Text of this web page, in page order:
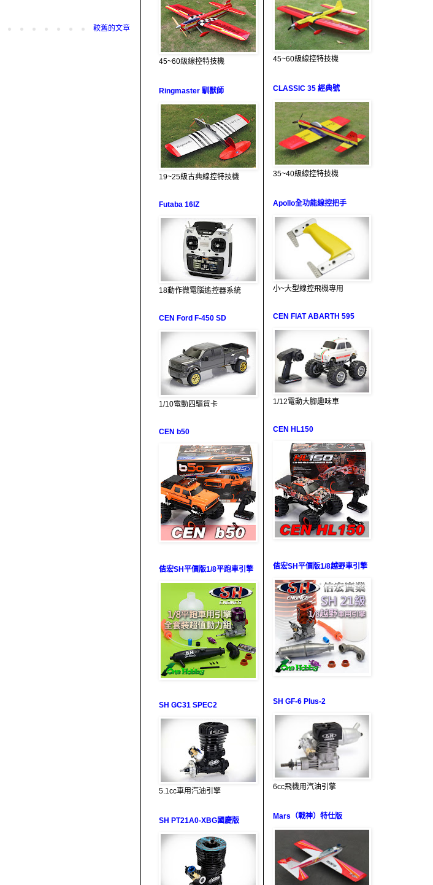
較舊的文章
45~60級線控特技機
Ringmaster 馴獸師
19~25級古典線控特技機
Futaba 16IZ
18動作微電腦遙控器系統
CEN Ford F-450 SD
1/10電動四驅貨卡
CEN b50
佶宏SH平價版1/8平跑車引擎
SH GC31 SPEC2
5.1cc車用汽油引擎
SH PT21A0-XBG國慶版
45~60級線控特技機
CLASSIC 35 經典號
35~40級線控特技機
Apollo全功能線控把手
小~大型線控飛機專用
CEN FIAT ABARTH 595
1/12電動大腳趣味車
CEN HL150
佶宏SH平價版1/8越野車引擎
SH GF-6 Plus-2
6cc飛機用汽油引擎
Mars（戰神）特仕版